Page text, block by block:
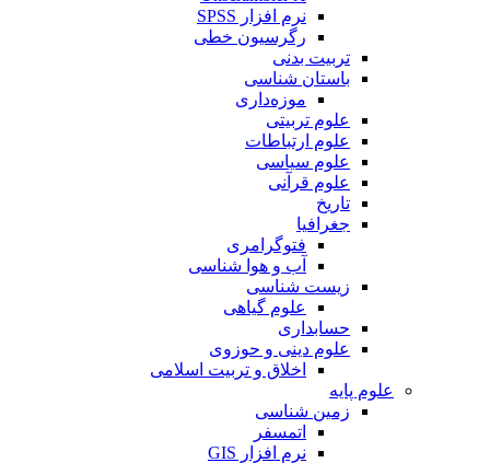
نرم افزار SPSS
رگرسیون خطی
تربیت بدنی
باستان شناسی
موزه‌داری
علوم تربیتی
علوم ارتباطات
علوم سیاسی
علوم قرآنی
تاریخ
جغرافیا
فتوگرامری
آب و هوا شناسی
زیست شناسی
علوم گیاهی
حسابداری
علوم دینی و حوزوی
اخلاق و تربیت اسلامی
علوم پایه
زمین شناسی
اتمسفر
نرم افزار GIS